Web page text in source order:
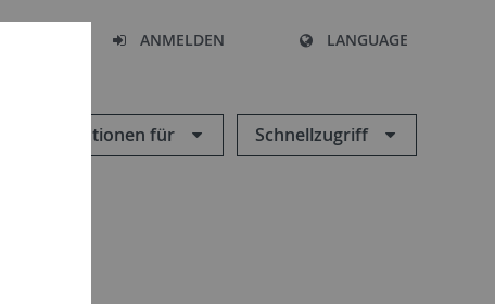
ANMELDEN LANGUAGE
Informationen für Schnellzugriff